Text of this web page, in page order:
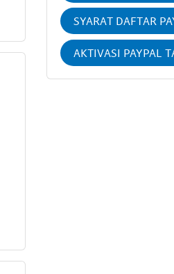
SYARAT DAFTAR
AKTIVASI PAYPAL